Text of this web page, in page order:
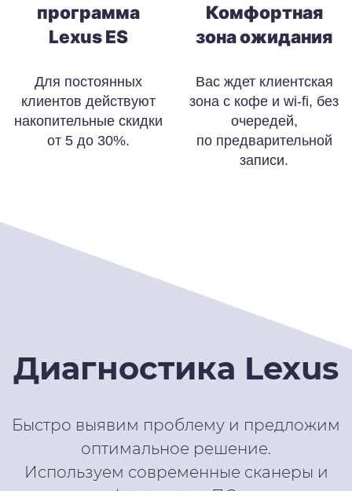
программа
Lexus ES
Для постоянных
клиентов действуют
накопительные скидки
от 5 до 30%.
Комфортная
зона ожидания
Вас ждет клиентская
зона с кофе и wi-fi, без
очередей,
по предварительной
записи.
Диагностика Lexus
Быстро выявим проблему и предложим
оптимальное решение.
Используем современные сканеры и